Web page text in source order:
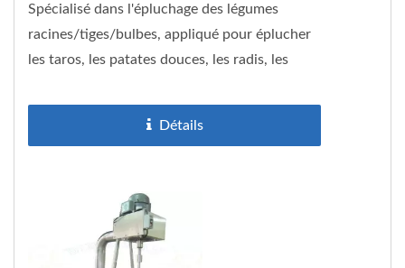
Spécialisé dans l'épluchage des légumes
racines/tiges/bulbes, appliqué pour éplucher
les taros, les patates douces, les radis, les
Détails